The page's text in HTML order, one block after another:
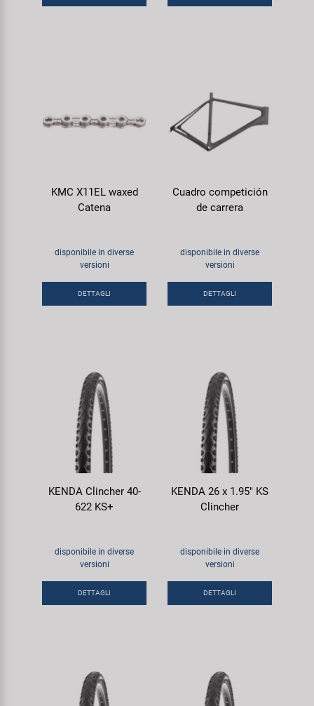
KMC X11EL waxed
Catena
disponibile in diverse
versioni
DETTAGLI
Cuadro competición
de carrera
disponibile in diverse
versioni
DETTAGLI
KENDA Clincher 40-
622 KS+
disponibile in diverse
versioni
DETTAGLI
KENDA 26 x 1.95" KS
Clincher
disponibile in diverse
versioni
DETTAGLI